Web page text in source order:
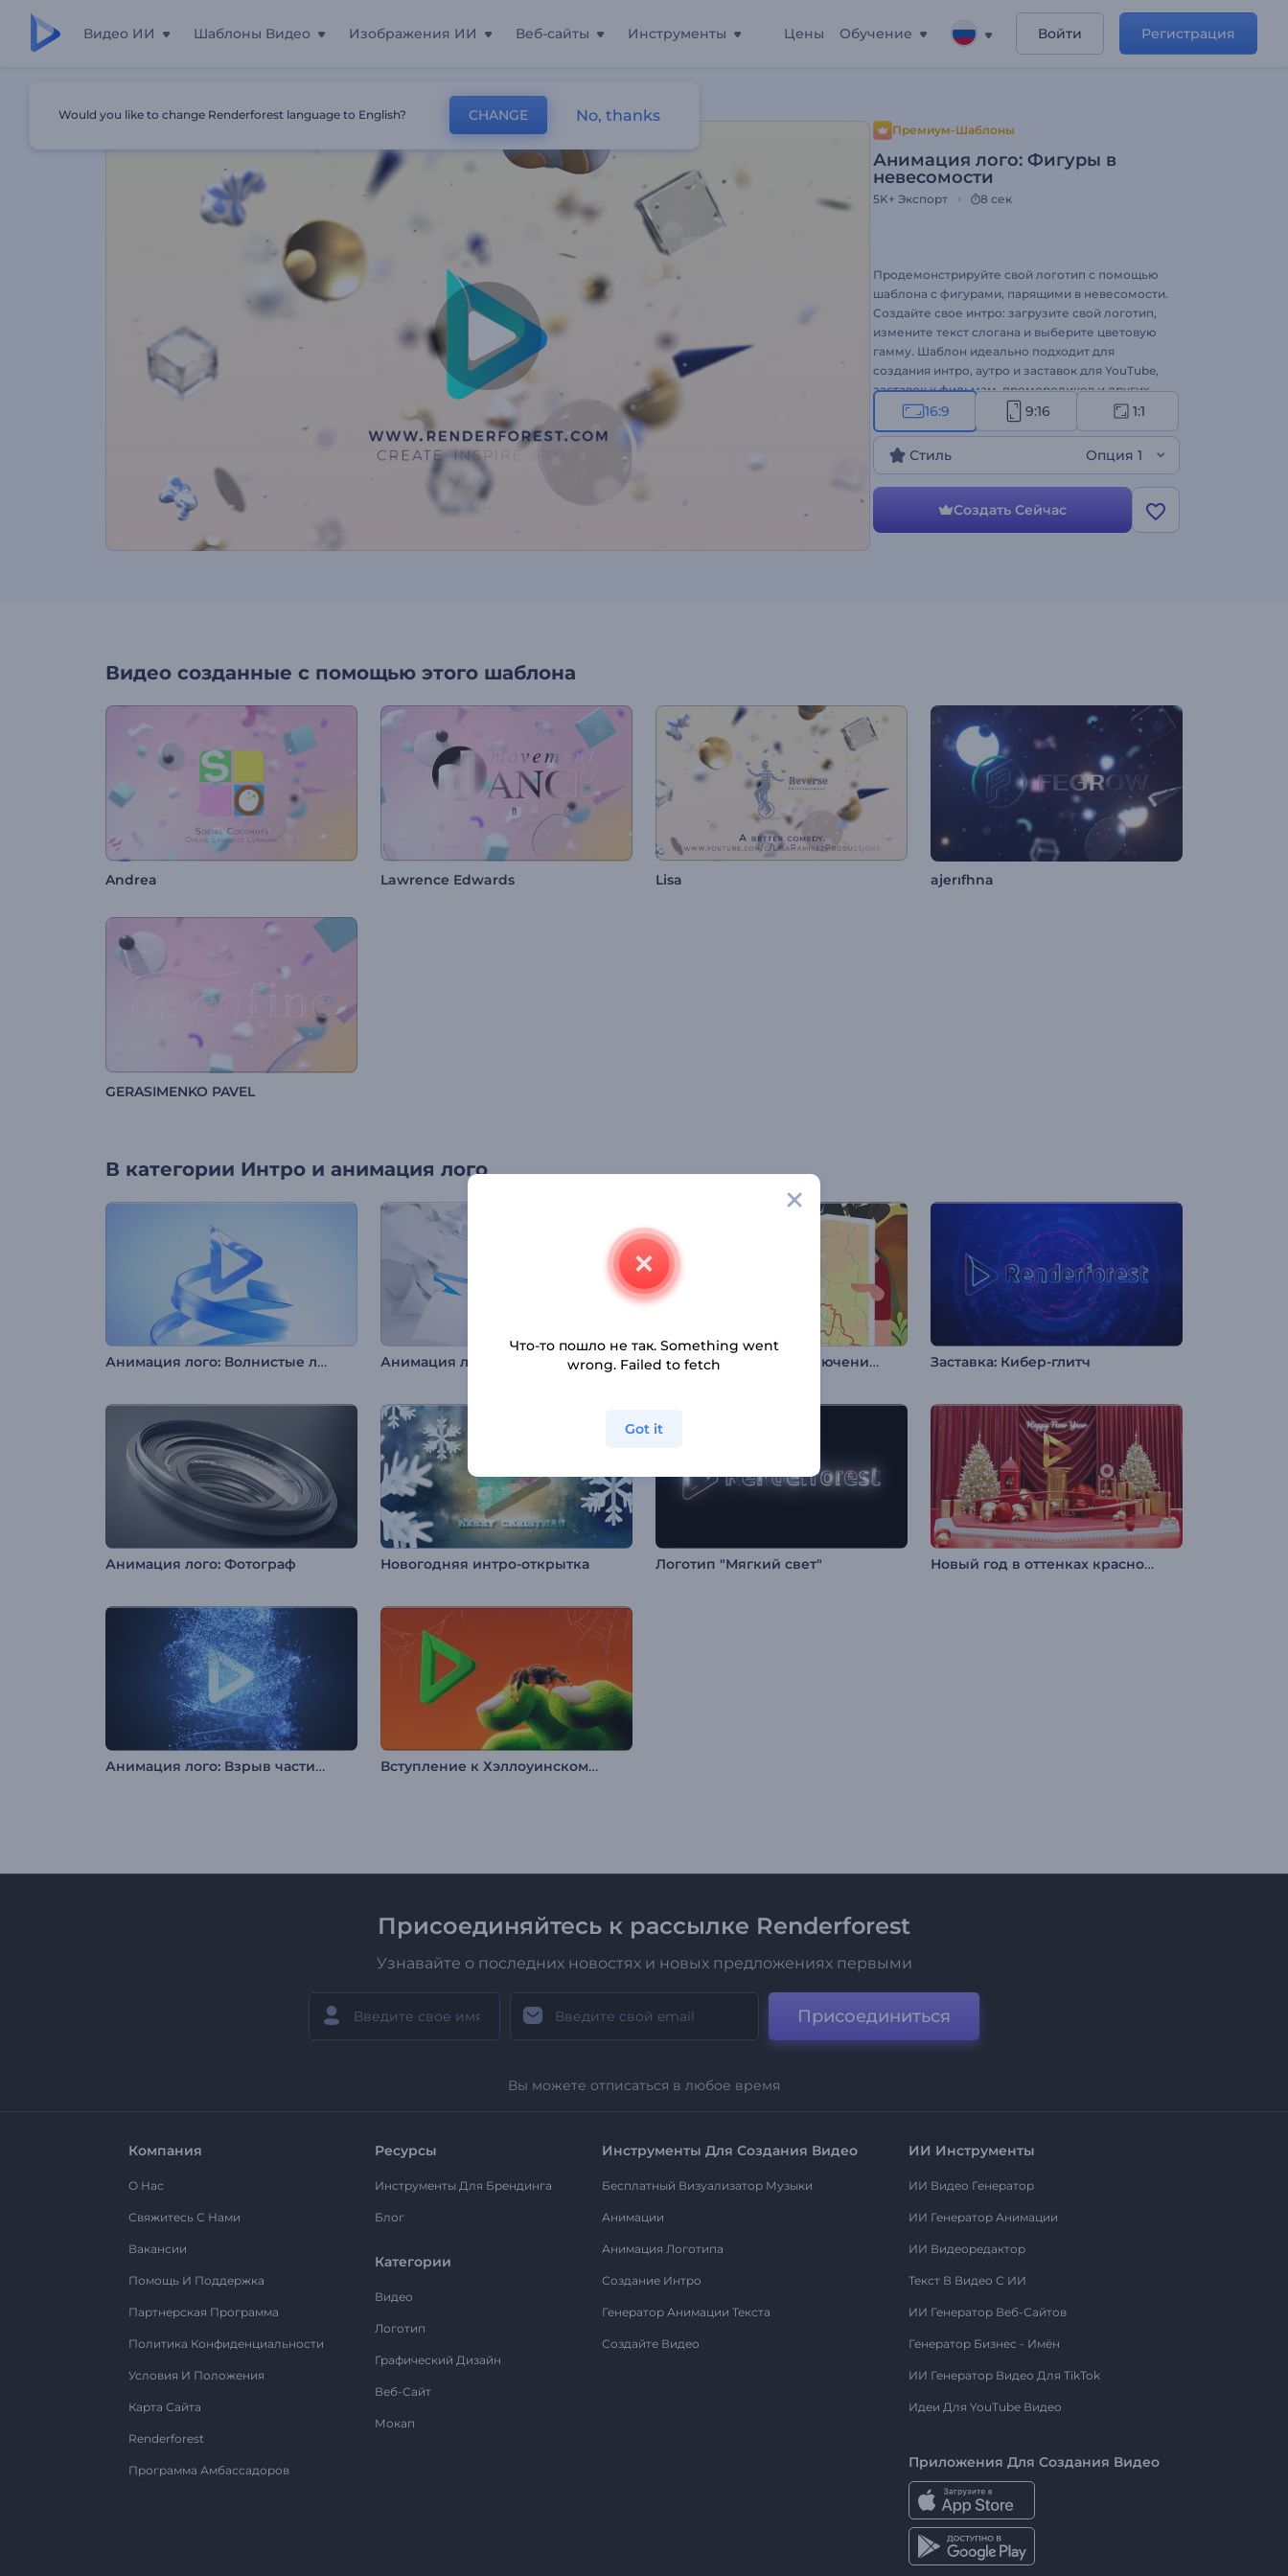
Видео ИИ Шаблоны Видео Изображения ИИ Веб-сайты Инструменты Цены Обучение Войти Регистрация
Анимация Лого: Фигуры В Невесомости
Премиум-Шаблоны
Анимация лого: Фигуры в
невесомости
5K+ Экспорт 8 сек
Продемонстрируйте свой логотип с помощью
шаблона с фигурами, парящими в невесомости.
Создайте свое интро: загрузите свой логотип,
измените текст слогана и выберите цветовую
гамму. Шаблон идеально подходит для
создания интро, аутро и заставок для YouTube,
заставок к фильмам, промороликов и других
проектов. Оформите свою анимацию логотипа
в невесомости!
16:9 9:16 1:1
Стиль Опция 1
Создать Сейчас
Видео созданные с помощью этого шаблона
Andrea Lawrence Edwards Lisa ajerıfhna
GERASIMENKO PAVEL
В категории Интро и анимация лого
Анимация лого: Волнистые ленты Анимация лого: Бумажные листы Анимация лого: Приключения в походе Заставка: Кибер-глитч
Анимация лого: Фотограф Новогодняя интро-открытка Логотип "Мягкий свет" Новый год в оттенках красного
Анимация лого: Взрыв частиц энергии Вступление к Хэллоуинскому пауку
Присоединяйтесь к рассылке Renderforest
Узнавайте о последних новостях и новых предложениях первыми
Присоединиться
Вы можете отписаться в любое время
Компания
О Нас
Свяжитесь С Нами
Вакансии
Помощь И Поддержка
Партнерская Программа
Политика Конфиденциальности
Условия И Положения
Карта Сайта
Renderforest
Программа Амбассадоров
Ресурсы
Инструменты Для Брендинга
Блог
Категории
Видео
Логотип
Графический Дизайн
Веб-Сайт
Мокап
Инструменты Для Создания Видео
Бесплатный Визуализатор Музыки
Анимации
Анимация Логотипа
Создание Интро
Генератор Анимации Текста
Создайте Видео
ИИ Инструменты
ИИ Видео Генератор
ИИ Генератор Анимации
ИИ Видеоредактор
Текст В Видео С ИИ
ИИ Генератор Веб-Сайтов
Генератор Бизнес - Имён
ИИ Генератор Видео Для TikTok
Идеи Для YouTube Видео
Приложения Для Создания Видео
Would you like to change Renderforest language to English? CHANGE No, thanks
Что-то пошло не так. Something went
wrong. Failed to fetch
Got it